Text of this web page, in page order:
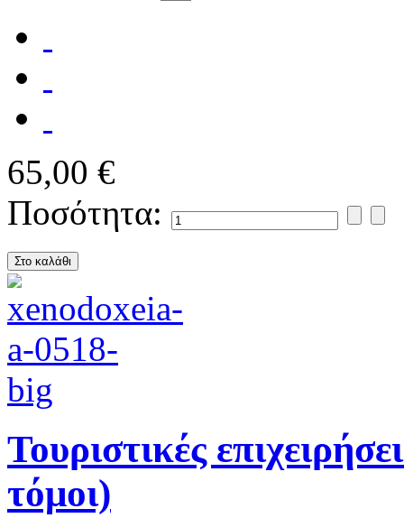
65,00 €
Ποσότητα:
Τουριστικές
τόμοι)